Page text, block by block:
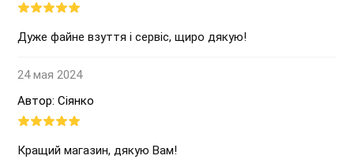
Дуже файне взуття і сервіс, щиро дякую!
24 мая 2024
Автор: Сіянко
Кращий магазин, дякую Вам!